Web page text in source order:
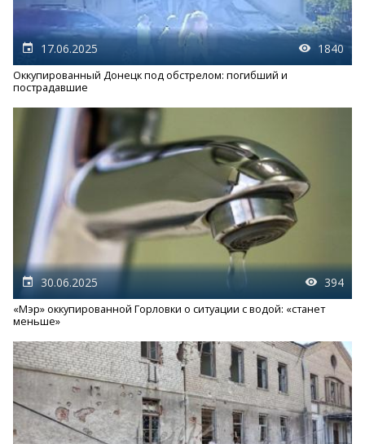
17.06.2025 1840
Оккупированный Донецк под обстрелом: погибший и
пострадавшие
30.06.2025 394
«Мэр» оккупированной Горловки о ситуации с водой: «станет
меньше»